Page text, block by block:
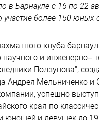
в Барнауле с 16 по 22
участие более 150 юных
клуба
научного и инженерно–
Ползунова",
Андрея Мельниченко и
успешно
края по
юношей и девушек до 19